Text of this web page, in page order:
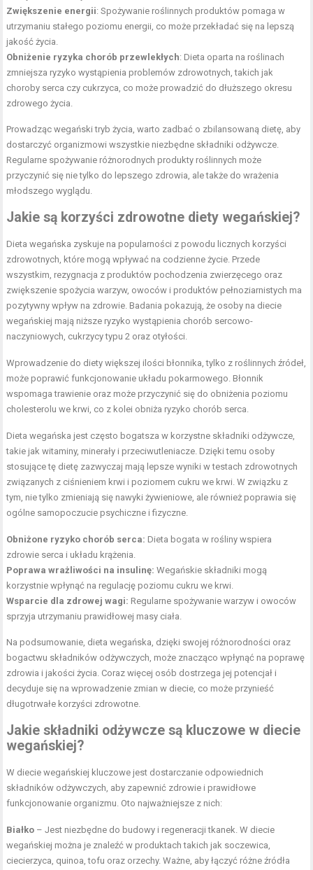
Zwiększenie energii: Spożywanie roślinnych produktów pomaga w
utrzymaniu stałego poziomu energii, co może przekładać się na lepszą
jakość życia.
Obniżenie ryzyka chorób przewlekłych: Dieta oparta na roślinach
zmniejsza ryzyko wystąpienia problemów zdrowotnych, takich jak
choroby serca czy cukrzyca, co może prowadzić do dłuższego okresu
zdrowego życia.
Prowadząc wegański tryb życia, warto zadbać o zbilansowaną dietę, aby
dostarczyć organizmowi wszystkie niezbędne składniki odżywcze.
Regularne spożywanie różnorodnych produkty roślinnych może
przyczynić się nie tylko do lepszego zdrowia, ale także do wrażenia
młodszego wyglądu.
Jakie są korzyści zdrowotne diety wegańskiej?
Dieta wegańska zyskuje na popularności z powodu licznych korzyści
zdrowotnych, które mogą wpływać na codzienne życie. Przede
wszystkim, rezygnacja z produktów pochodzenia zwierzęcego oraz
zwiększenie spożycia warzyw, owoców i produktów pełnoziarnistych ma
pozytywny wpływ na zdrowie. Badania pokazują, że osoby na diecie
wegańskiej mają niższe ryzyko wystąpienia chorób sercowo-
naczyniowych, cukrzycy typu 2 oraz otyłości.
Wprowadzenie do diety większej ilości błonnika, tylko z roślinnych źródeł,
może poprawić funkcjonowanie układu pokarmowego. Błonnik
wspomaga trawienie oraz może przyczynić się do obniżenia poziomu
cholesterolu we krwi, co z kolei obniża ryzyko chorób serca.
Dieta wegańska jest często bogatsza w korzystne składniki odżywcze,
takie jak witaminy, minerały i przeciwutleniacze. Dzięki temu osoby
stosujące tę dietę zazwyczaj mają lepsze wyniki w testach zdrowotnych
związanych z ciśnieniem krwi i poziomem cukru we krwi. W związku z
tym, nie tylko zmieniają się nawyki żywieniowe, ale również poprawia się
ogólne samopoczucie psychiczne i fizyczne.
Obniżone ryzyko chorób serca: Dieta bogata w rośliny wspiera
zdrowie serca i układu krążenia.
Poprawa wrażliwości na insulinę: Wegańskie składniki mogą
korzystnie wpłynąć na regulację poziomu cukru we krwi.
Wsparcie dla zdrowej wagi: Regularne spożywanie warzyw i owoców
sprzyja utrzymaniu prawidłowej masy ciała.
Na podsumowanie, dieta wegańska, dzięki swojej różnorodności oraz
bogactwu składników odżywczych, może znacząco wpłynąć na poprawę
zdrowia i jakości życia. Coraz więcej osób dostrzega jej potencjał i
decyduje się na wprowadzenie zmian w diecie, co może przynieść
długotrwałe korzyści zdrowotne.
Jakie składniki odżywcze są kluczowe w diecie
wegańskiej?
W diecie wegańskiej kluczowe jest dostarczanie odpowiednich
składników odżywczych, aby zapewnić zdrowie i prawidłowe
funkcjonowanie organizmu. Oto najważniejsze z nich:
Białko – Jest niezbędne do budowy i regeneracji tkanek. W diecie
wegańskiej można je znaleźć w produktach takich jak soczewica,
ciecierzyca, quinoa, tofu oraz orzechy. Ważne, aby łączyć różne źródła